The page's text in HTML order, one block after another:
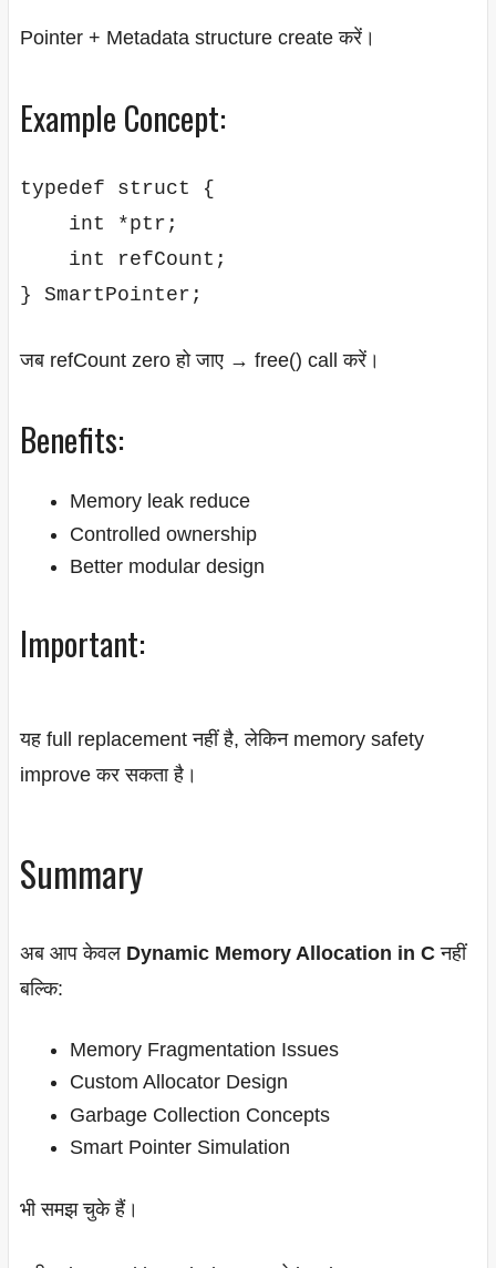
Pointer + Metadata structure create करें।
Example Concept:
typedef struct {
    int *ptr;
    int refCount;
जब refCount zero हो जाए → free() call करें।
Benefits:
Memory leak reduce
Controlled ownership
Better modular design
Important:
यह full replacement नहीं है, लेकिन memory safety
improve कर सकता है।
Summary
अब आप केवल Dynamic Memory Allocation in Cनहीं
बल्कि:
Memory Fragmentation Issues
Custom Allocator Design
Garbage Collection Concepts
Smart Pointer Simulation
भी समझ चुके हैं।